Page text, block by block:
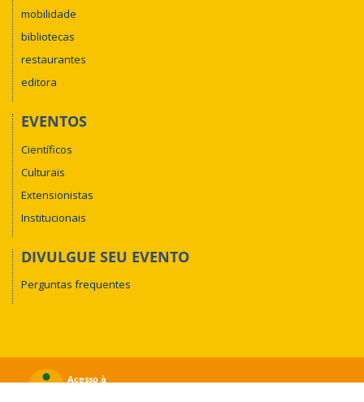
mobilidade
bibliotecas
restaurantes
editora
EVENTOS
Científicos
Culturais
Extensionistas
Institucionais
DIVULGUE SEU EVENTO
Perguntas frequentes